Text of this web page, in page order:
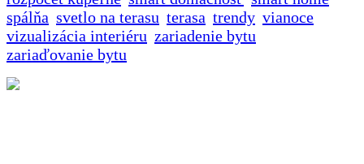
spálňa svetlo na terasu terasa trendy vianoce
vizualizácia interiéru zariadenie bytu
zariaďovanie bytu